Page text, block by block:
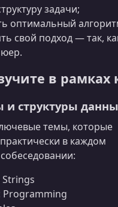
задачи;
оптимальный
свой подход — так,
в рамках
и структуры
темы, которые
в каждом
Programming